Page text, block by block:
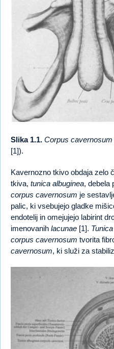
Slika 1.1. Corpus cavernosum
[1]).
Kavernozno tkivo obdaja zelo
tkiva, tunica albuginea, debela
corpus cavernosum je
palic, ki vsebujejo gladke
endotelij in omejujejo labirint
imenovanih lacunae [1].
corpus cavernosum tvorita
cavernosum, ki služi za